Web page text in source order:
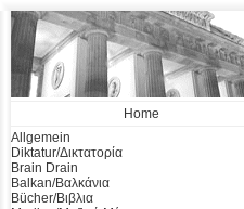
Home
Allgemein
Diktatur/Δικτατορία
Brain Drain
Balkan/Βαλκάνια
Bücher/Βιβλια